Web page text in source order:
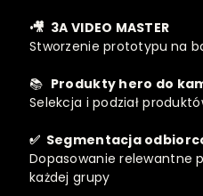
🎥  3A VIDEO MASTER
Stworzenie prototypu na
📚 Produkty hero do
Selekcja i podział
✅  Segmentacja
Dopasowanie relewantne
każdej grupy